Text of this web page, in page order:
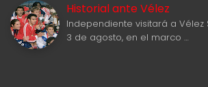
Historial ante Vélez
Independiente visitará a Vélez
3 de agosto, en el marco …